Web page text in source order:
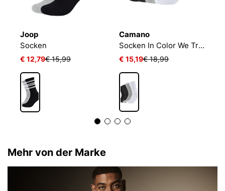
Joop
Socken
€ 12,79€ 15,99
Camano
Socken In Color We Trust
€ 15,19€ 18,99
Mehr von der Marke